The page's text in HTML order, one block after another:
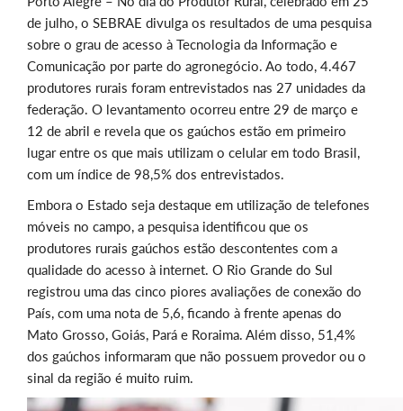
de julho, o SEBRAE divulga os resultados de uma pesquisa
sobre o grau de acesso à Tecnologia da Informação e
Comunicação por parte do agronegócio. Ao todo, 4.467
produtores rurais foram entrevistados nas 27 unidades da
federação. O levantamento ocorreu entre 29 de março e
12 de abril e revela que os gaúchos estão em primeiro
lugar entre os que mais utilizam o celular em todo Brasil,
com um índice de 98,5% dos entrevistados.
Embora o Estado seja destaque em utilização de telefones
móveis no campo, a pesquisa identificou que os
produtores rurais gaúchos estão descontentes com a
qualidade do acesso à internet. O Rio Grande do Sul
registrou uma das cinco piores avaliações de conexão do
País, com uma nota de 5,6, ficando à frente apenas do
Mato Grosso, Goiás, Pará e Roraima. Além disso, 51,4%
dos gaúchos informaram que não possuem provedor ou o
sinal da região é muito ruim.